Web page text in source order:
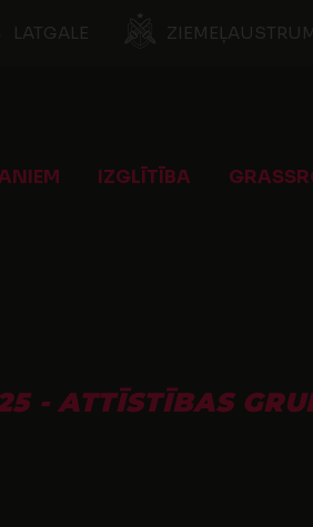
LATGALE
IZGLĪTĪBA
- ATTĪSTĪBAS